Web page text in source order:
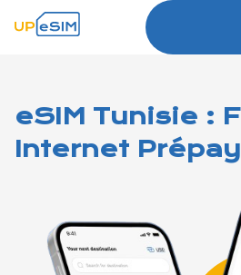
eSIM Tunisie :
Internet